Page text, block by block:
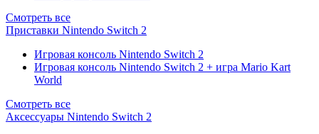
Смотреть все
Приставки Nintendo Switch 2
Игровая консоль Nintendo Switch 2
Игровая консоль Nintendo Switch 2 + игра Mario Kart
World
Смотреть все
Аксессуары Nintendo Switch 2